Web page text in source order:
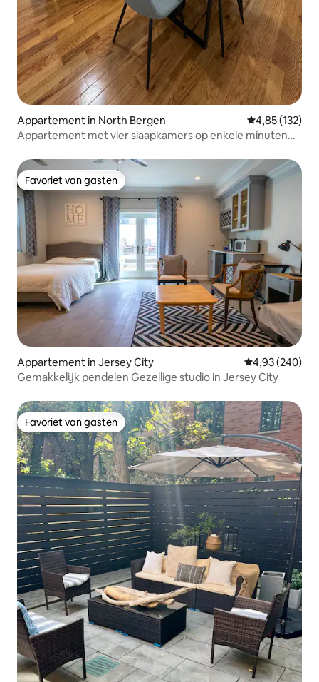
Appartement in North Bergen Gemiddelde
4,85 (132)
Appartement met vier slaapkamers op enkele minuten
Favoriet van gasten
Favoriet van gasten
Appartement in Jersey City Gemiddelde
4,93 (240)
Gemakkelijk pendelen Gezellige studio in Jersey City
Favoriet van gasten
Favoriet van gasten